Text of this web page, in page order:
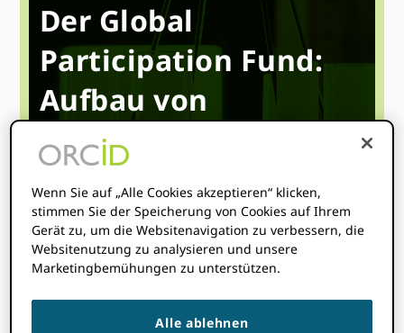
Der Global
Participation Fund:
Aufbau von
Gerechtigkeit in der
Forschung für das
Gemeinwohl
Wir freuen uns, dieses Webinar veranstalten zu
dürfen, um mehr Details zur bevorstehenden
Förderrunde des Global Participation Fund
Wenn Sie auf „Alle Cookies akzeptieren“ klicken,
stimmen Sie der Speicherung von Cookies auf Ihrem
Gerät zu, um die Websitenavigation zu verbessern, die
Websitenutzung zu analysieren und unsere
Marketingbemühungen zu unterstützen.
Alle ablehnen